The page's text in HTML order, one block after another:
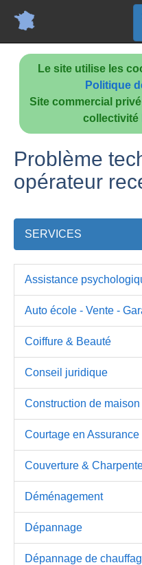
Le site utilise les
Politique
Site commercial
collectivité
Problème
opérateur
SERVICES
Assistance
Auto école - Vente -
Coiffure & Beauté
Conseil juridique
Construction de maison
Courtage en
Couverture &
Déménagement
Dépannage
Dépannage de